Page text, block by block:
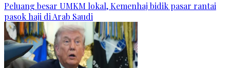
Peluang besar UMKM lokal, Kemenhaj bidik pasar rantai
pasok haji di Arab Saudi